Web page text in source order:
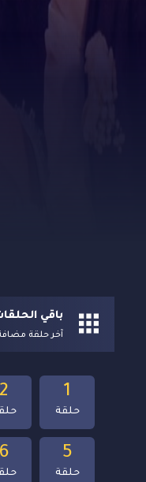
باقي
آخر حلقة
6 5
حلقة
2 1
حلقة